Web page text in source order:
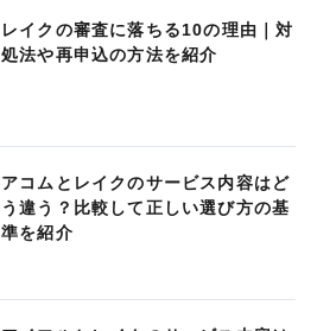
レイクの審査に落ちる10の理由｜対
処法や再申込の方法を紹介
アコムとレイクのサービス内容はど
う違う？比較して正しい選び方の基
準を紹介